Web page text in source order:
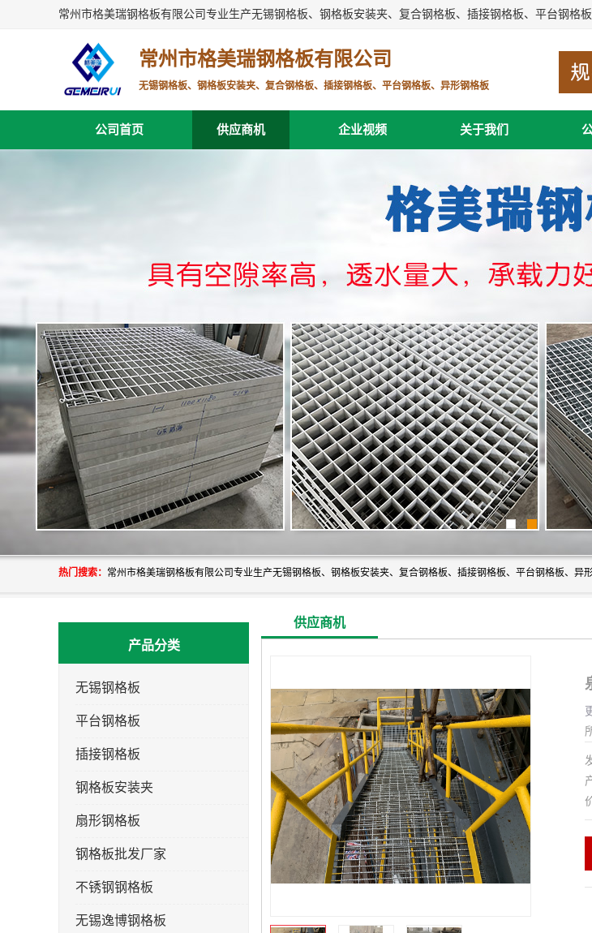
常州市格美瑞钢格板有限公司专业生产无锡钢格板、钢格板安装夹、复合钢格板、插接钢格板、平台钢格板
常州市格美瑞钢格板有限公司
无锡钢格板、钢格板安装夹、复合钢格板、插接钢格板、平台钢格板、异形钢格板
公司首页 供应商机 企业视频 关于我们
热门搜索：
产品分类
无锡钢格板
平台钢格板
插接钢格板
钢格板安装夹
扇形钢格板
钢格板批发厂家
不锈钢钢格板
无锡逸博钢格板
供应商机